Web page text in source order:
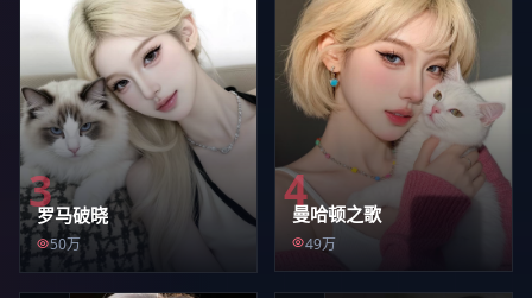
3
罗马破晓
50万
4
曼哈顿之歌
49万